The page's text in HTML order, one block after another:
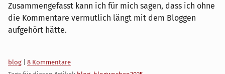
Zusammengefasst kann ich für mich sagen, dass ich ohne
die Kommentare vermutlich längt mit dem Bloggen
aufgehört hätte.
Kategorien:
blog
8 Kommentare